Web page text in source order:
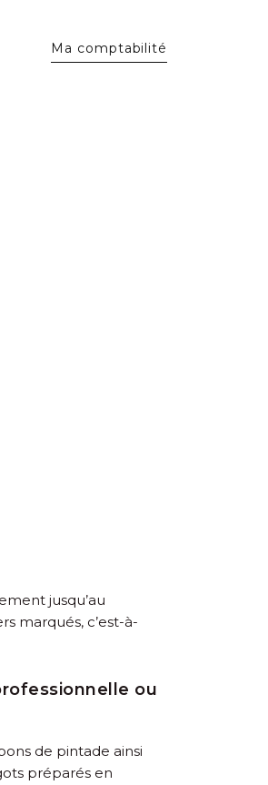
Ma comptabilité
jusqu’au
marqués, c’est-à-
ou
de pintade ainsi
préparés en